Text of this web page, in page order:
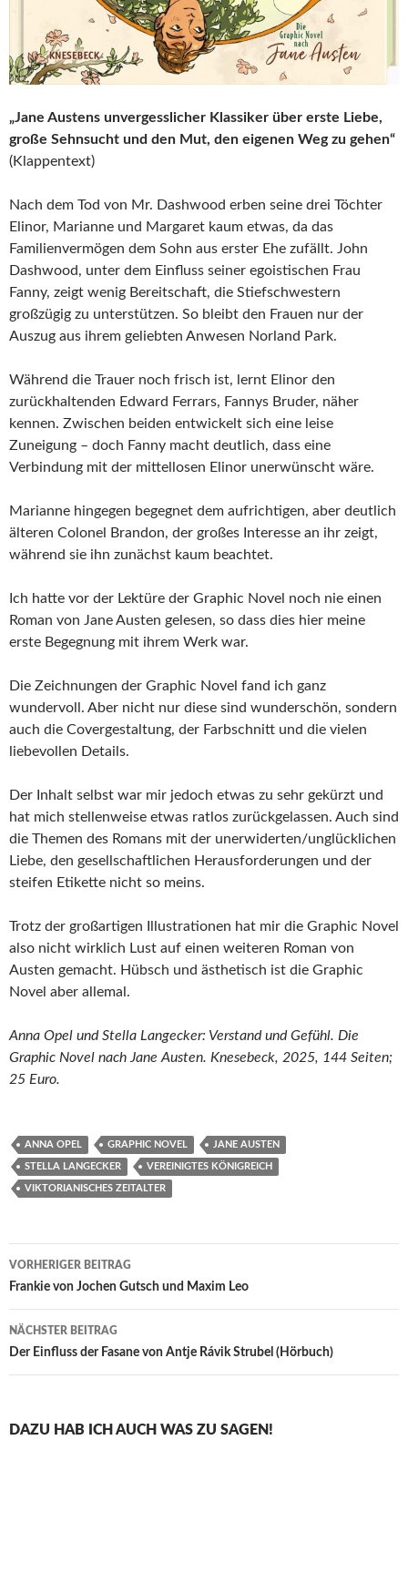
„Jane Austens unvergesslicher Klassiker über erste Liebe,
große Sehnsucht und den Mut, den eigenen Weg zu gehen“
(Klappentext)
Nach dem Tod von Mr. Dashwood erben seine drei Töchter
Elinor, Marianne und Margaret kaum etwas, da das
Familienvermögen dem Sohn aus erster Ehe zufällt. John
Dashwood, unter dem Einfluss seiner egoistischen Frau
Fanny, zeigt wenig Bereitschaft, die Stiefschwestern
großzügig zu unterstützen. So bleibt den Frauen nur der
Auszug aus ihrem geliebten Anwesen Norland Park.
Während die Trauer noch frisch ist, lernt Elinor den
zurückhaltenden Edward Ferrars, Fannys Bruder, näher
kennen. Zwischen beiden entwickelt sich eine leise
Zuneigung – doch Fanny macht deutlich, dass eine
Verbindung mit der mittellosen Elinor unerwünscht wäre.
Marianne hingegen begegnet dem aufrichtigen, aber deutlich
älteren Colonel Brandon, der großes Interesse an ihr zeigt,
während sie ihn zunächst kaum beachtet.
Ich hatte vor der Lektüre der Graphic Novel noch nie einen
Roman von Jane Austen gelesen, so dass dies hier meine
erste Begegnung mit ihrem Werk war.
Die Zeichnungen der Graphic Novel fand ich ganz
wundervoll. Aber nicht nur diese sind wunderschön, sondern
auch die Covergestaltung, der Farbschnitt und die vielen
liebevollen Details.
Der Inhalt selbst war mir jedoch etwas zu sehr gekürzt und
hat mich stellenweise etwas ratlos zurückgelassen. Auch sind
die Themen des Romans mit der unerwiderten/unglücklichen
Liebe, den gesellschaftlichen Herausforderungen und der
steifen Etikette nicht so meins.
Trotz der großartigen Illustrationen hat mir die Graphic Novel
also nicht wirklich Lust auf einen weiteren Roman von
Austen gemacht. Hübsch und ästhetisch ist die Graphic
Novel aber allemal.
Anna Opel und Stella Langecker: Verstand und Gefühl. Die
Graphic Novel nach Jane Austen. Knesebeck, 2025, 144 Seiten;
25 Euro.
ANNA OPEL GRAPHIC NOVEL JANE AUSTEN
STELLA LANGECKER VEREINIGTES KÖNIGREICH
VIKTORIANISCHES ZEITALTER
Beitragsnavigation
VORHERIGER BEITRAG
Frankie von Jochen Gutsch und Maxim Leo
NÄCHSTER BEITRAG
Der Einfluss der Fasane von Antje Rávik Strubel (Hörbuch)
DAZU HAB ICH AUCH WAS ZU SAGEN!